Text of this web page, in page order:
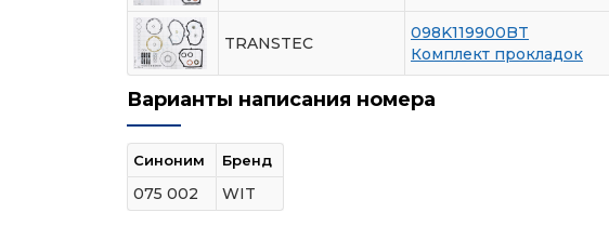
TRANSTEC
098K119900BT
Комплект прокладок
Варианты написания номера
Синоним Бренд
075 002 WIT